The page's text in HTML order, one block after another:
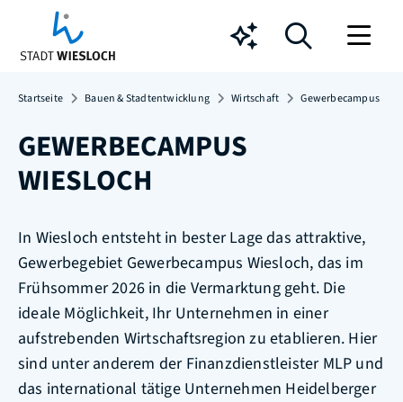
Chatbot
Startseite Bauen & Stadtentwicklung Wirtschaft Gewerbecampus
GEWERBECAMPUS
WIESLOCH
In Wiesloch entsteht in bester Lage das attraktive,
Gewerbegebiet Gewerbecampus Wiesloch, das im
Frühsommer 2026 in die Vermarktung geht. Die
ideale Möglichkeit, Ihr Unternehmen in einer
aufstrebenden Wirtschaftsregion zu etablieren. Hier
sind unter anderem der Finanzdienstleister MLP und
das international tätige Unternehmen Heidelberger